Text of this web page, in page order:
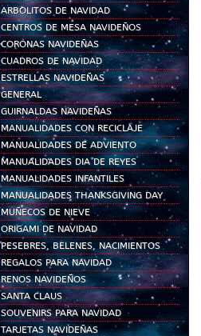
ARBOLITOS DE NAVIDAD
CENTROS DE MESA NAVIDEÑOS
CORONAS NAVIDEÑAS
CUADROS DE NAVIDAD
ESTRELLAS NAVIDEÑAS
GENERAL
GUIRNALDAS NAVIDEÑAS
MANUALIDADES CON RECICLAJE
MANUALIDADES DE ADVIENTO
MANUALIDADES DIA DE REYES
MANUALIDADES INFANTILES
MANUALIDADES THANKSGIVING DAY
MUÑECOS DE NIEVE
ORIGAMI DE NAVIDAD
PESEBRES, BELENES, NACIMIENTOS
REGALOS PARA NAVIDAD
RENOS NAVIDEÑOS
SANTA CLAUS
SOUVENIRS PARA NAVIDAD
TARJETAS NAVIDEÑAS